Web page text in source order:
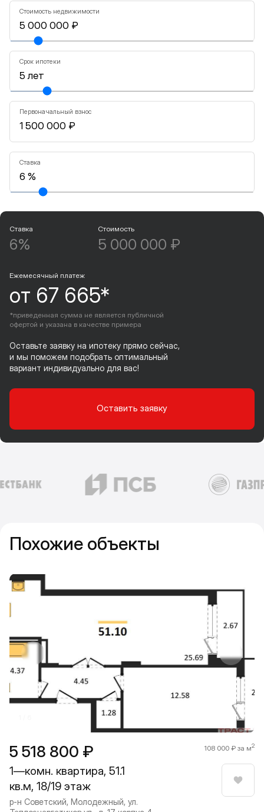
Стоимость недвижимости
Срок ипотеки
Первоначальный взнос
Ставка
Ставка
6%
Стоимость
5 000 000 ₽
Ежемесячный платеж
от 67 665*
*приведенная сумма не является публичной
офертой и указана в качестве примера
Оставьте заявку на ипотеку прямо сейчас,
и мы поможем подобрать оптимальный
вариант индивидуально для вас!
Оставить заявку
Похожие объекты
5 518 800 ₽ 108 000 ₽ за м2
1—комн. квартира, 51.1
кв.м, 18/19 этаж
р-н Советский, Молодежный, ул.